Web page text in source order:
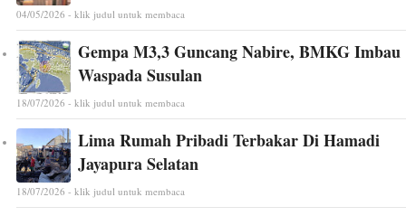
04/05/2026 - klik judul untuk membaca
Gempa M3,3 Guncang Nabire, BMKG Imbau
Waspada Susulan
18/07/2026 - klik judul untuk membaca
Lima Rumah Pribadi Terbakar Di Hamadi
Jayapura Selatan
18/07/2026 - klik judul untuk membaca